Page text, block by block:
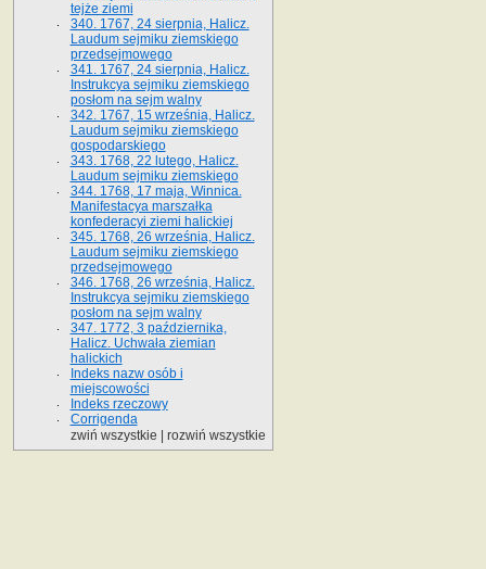
tejże ziemi
340. 1767, 24 sierpnia, Halicz.
Laudum sejmiku ziemskiego
przedsejmowego
341. 1767, 24 sierpnia, Halicz.
Instrukcya sejmiku ziemskiego
posłom na sejm walny
342. 1767, 15 września, Halicz.
Laudum sejmiku ziemskiego
gospodarskiego
343. 1768, 22 lutego, Halicz.
Laudum sejmiku ziemskiego
344. 1768, 17 maja, Winnica.
Manifestacya marszałka
konfederacyi ziemi halickiej
345. 1768, 26 września, Halicz.
Laudum sejmiku ziemskiego
przedsejmowego
346. 1768, 26 września, Halicz.
Instrukcya sejmiku ziemskiego
posłom na sejm walny
347. 1772, 3 października,
Halicz. Uchwała ziemian
halickich
Indeks nazw osób i
miejscowości
Indeks rzeczowy
Corrigenda
zwiń wszystkie
rozwiń wszystkie